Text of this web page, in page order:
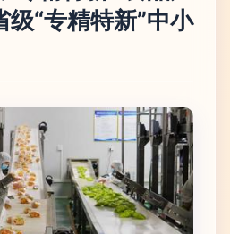
级“专精特新”中小